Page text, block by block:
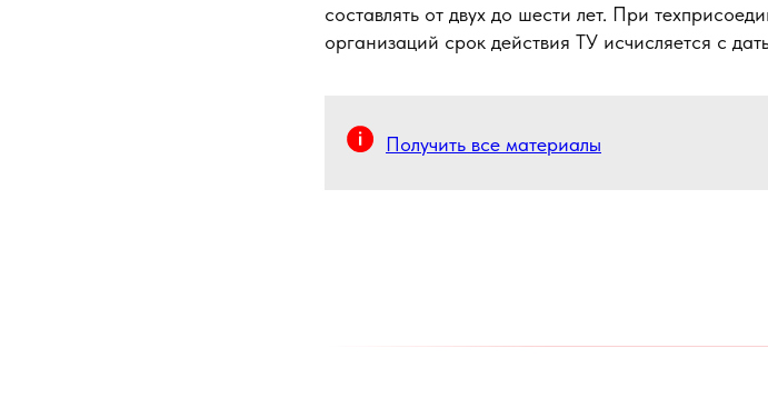
составлять от двух до шести лет. При
организаций срок действия ТУ исчисляется с
Получить все материалы